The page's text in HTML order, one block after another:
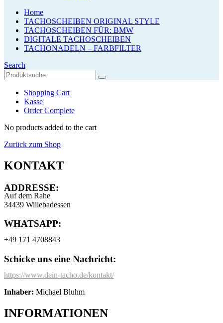
Home
TACHOSCHEIBEN ORIGINAL STYLE
TACHOSCHEIBEN FÜR: BMW
DIGITALE TACHOSCHEIBEN
TACHONADELN – FARBFILTER
Search
Shopping Cart
Kasse
Order Complete
No products added to the cart
Zurück zum Shop
KONTAKT
ADDRESSE:
Auf dem Rahe
34439 Willebadessen
WHATSAPP:
+49 171 4708843
Schicke uns eine Nachricht:
https://www.dein-tacho.de/kontakt/
Inhaber: Michael Bluhm
INFORMATIONEN